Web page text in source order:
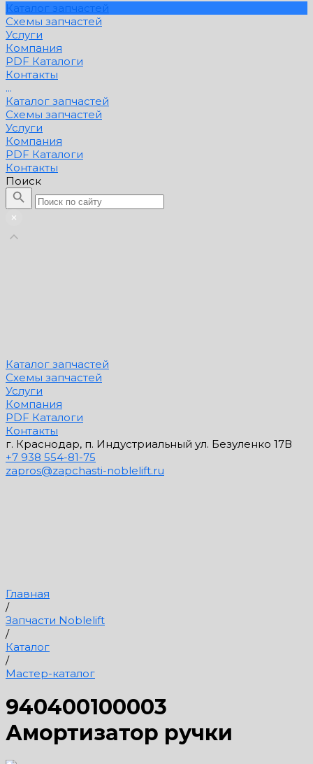
Каталог запчастей
Схемы запчастей
Услуги
Компания
PDF Каталоги
Контакты
...
Каталог запчастей
Схемы запчастей
Услуги
Компания
PDF Каталоги
Контакты
Поиск
Каталог запчастей
Схемы запчастей
Услуги
Компания
PDF Каталоги
Контакты
г. Краснодар, п. Индустриальный ул. Безуленко 17В
+7 938 554-81-75
zapros@zapchasti-noblelift.ru
Главная
/
Запчасти Noblelift
/
Каталог
/
Мастер-каталог
940400100003
Амортизатор ручки